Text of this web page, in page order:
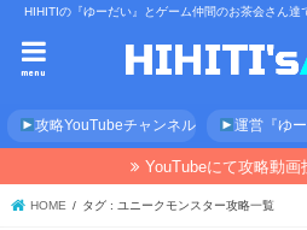
HIHITIの『ゆーだい』とゲーム仲間のお茶会さん達
menu
攻略YouTubeチャンネル 運営『ゆ
YouTubeにて攻略動画
HOME タグ : ユニークモンスター攻略一覧